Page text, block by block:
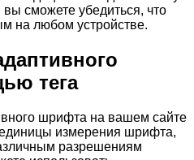
вы сможете убедиться, что
на любом устройстве.
тега
шрифта на вашем сайте
измерения шрифта,
разрешениям